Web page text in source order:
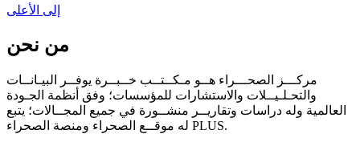
إلى الأعلى
من نحن
مركـــز الصحـــراء هــو مـكــتــب خــبــرة يوفــر البيـانــات
والتحـلـيــلات والاستشارات للمؤسسات؛ وفق أنظمة الجـودة
العالمية وله دراسات وتقاريــر منشــورة في جميع المجــالات؛ يتبع
له موقــع الصحراء ومنصة الصحراء PLUS.